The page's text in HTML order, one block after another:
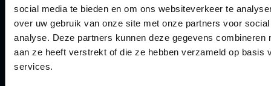
social media te bieden en om ons websiteverkeer te
over uw gebruik van onze site met onze partners voor
analyse. Deze partners kunnen deze gegevens combineren
aan ze heeft verstrekt of die ze hebben verzameld op basis
services.
Portofino
Profuomo
R2
Rehab
Contact webshop
Spierings Herenmode
Over Spierings